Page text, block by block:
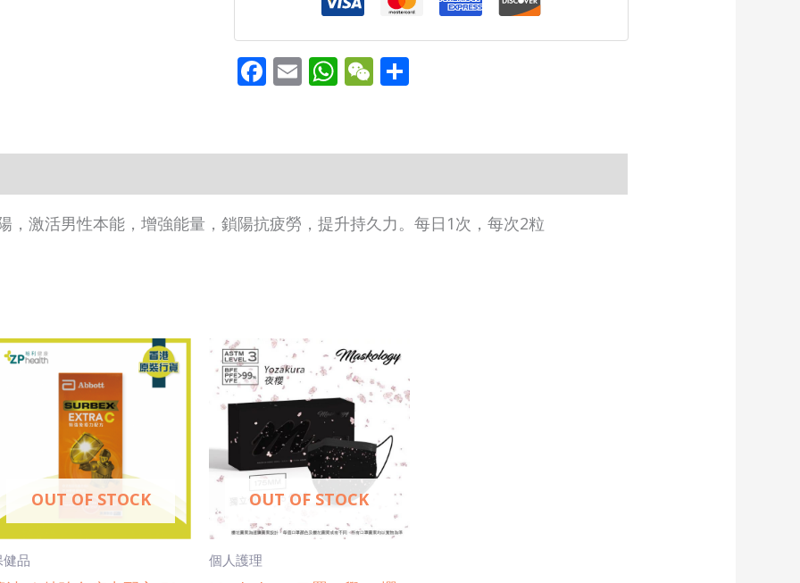
Facebook
EmailWhatsApp
WeChat
，激活男性本能，增強能量，鎖陽抗疲勞，提升持久力。每日1次，每次2粒
OUT OF STOCK
健品
OUT OF STOCK
個人護理
This
product
has
multiple
variants.
The
options
may